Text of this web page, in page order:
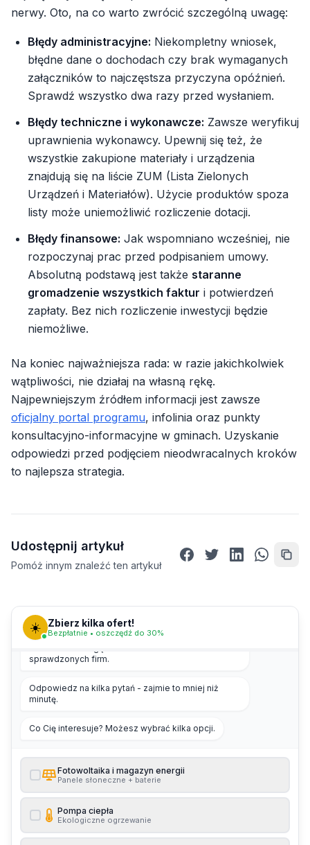
nerwy. Oto, na co warto zwrócić szczególną uwagę:
Błędy administracyjne: Niekompletny wniosek,
błędne dane o dochodach czy brak wymaganych
załączników to najczęstsza przyczyna opóźnień.
Sprawdź wszystko dwa razy przed wysłaniem.
Błędy techniczne i wykonawcze: Zawsze weryfikuj
uprawnienia wykonawcy. Upewnij się też, że
wszystkie zakupione materiały i urządzenia
znajdują się na liście ZUM (Lista Zielonych
Urządzeń i Materiałów). Użycie produktów spoza
listy może uniemożliwić rozliczenie dotacji.
Błędy finansowe: Jak wspomniano wcześniej, nie
rozpoczynaj prac przed podpisaniem umowy.
Absolutną podstawą jest także staranne
gromadzenie wszystkich faktur i potwierdzeń
zapłaty. Bez nich rozliczenie inwestycji będzie
niemożliwe.
Na koniec najważniejsza rada: w razie jakichkolwiek
wątpliwości, nie działaj na własną rękę.
Najpewniejszym źródłem informacji jest zawsze
oficjalny portal programu, infolinia oraz punkty
konsultacyjno-informacyjne w gminach. Uzyskanie
odpowiedzi przed podjęciem nieodwracalnych kroków
to najlepsza strategia.
Udostępnij artykuł
Pomóż innym znaleźć ten artykuł
☀️ Zbierz kilka ofert!
Bezpłatnie • oszczędź do 30%
sprawdzonych firm.
Odpowiedz na kilka pytań - zajmie to mniej niż
minutę.
Co Cię interesuje? Możesz wybrać kilka opcji.
Fotowoltaika i magazyn energii
Panele słoneczne + baterie
Pompa ciepła
Ekologiczne ogrzewanie